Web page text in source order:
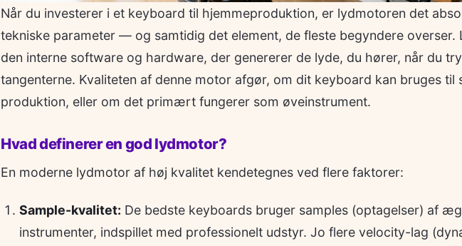
Når du investerer i et keyboard til hjemmeproduktion, er lydmotoren det
tekniske parameter — og samtidig det element, de fleste begyndere overser.
den interne software og hardware, der genererer de lyde, du hører, når du
tangenterne. Kvaliteten af denne motor afgør, om dit keyboard kan bruges til
produktion, eller om det primært fungerer som øveinstrument.
Hvad definerer en god lydmotor?
En moderne lydmotor af høj kvalitet kendetegnes ved flere faktorer:
Sample-kvalitet: De bedste keyboards bruger samples (optagelser) af
instrumenter, indspillet med professionelt udstyr. Jo flere velocity-lag